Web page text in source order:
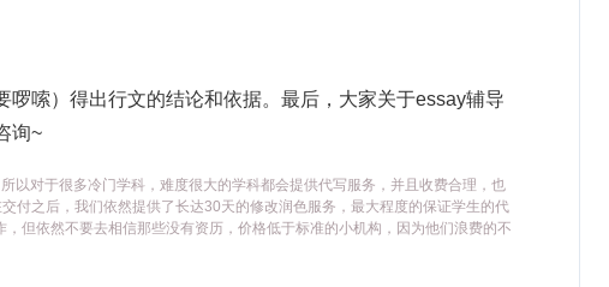
嗦）得出行文的结论和依据。最后，大家关于essay辅导
询~
以对于很多冷门学科，难度很大的学科都会提供代写服务，并且收费合理，也
付之后，我们依然提供了长达30天的修改润色服务，最大程度的保证学生的代
但依然不要去相信那些没有资历，价格低于标准的小机构，因为他们浪费的不